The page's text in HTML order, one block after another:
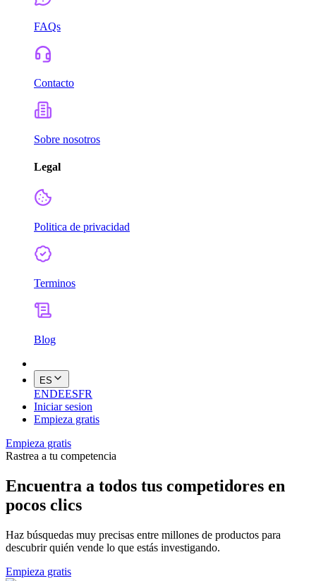
FAQs
Contacto
Sobre nosotros
Legal
Politica de privacidad
Terminos
Blog
ES
ENDEESFR
Iniciar sesion
Empieza gratis
Empieza gratis
Rastrea a tu competencia
Encuentra a todos tus competidores en
pocos clics
Haz búsquedas muy precisas entre millones de productos para
descubrir quién vende lo que estás investigando.
Empieza gratis